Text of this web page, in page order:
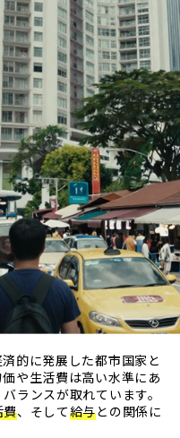
的に発展した都市国家と
や生活費は高い水準にあ
ランスが取れています。
費、そして給与との関係に